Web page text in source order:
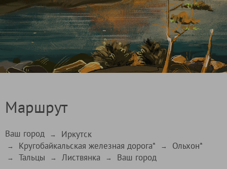
Маршрут
Ваш город → Иркутск
→ Кругобайкальская железная дорога* → Ольхон*
→ Тальцы → Листвянка → Ваш город